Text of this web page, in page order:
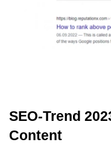
SEO-Trend
Content